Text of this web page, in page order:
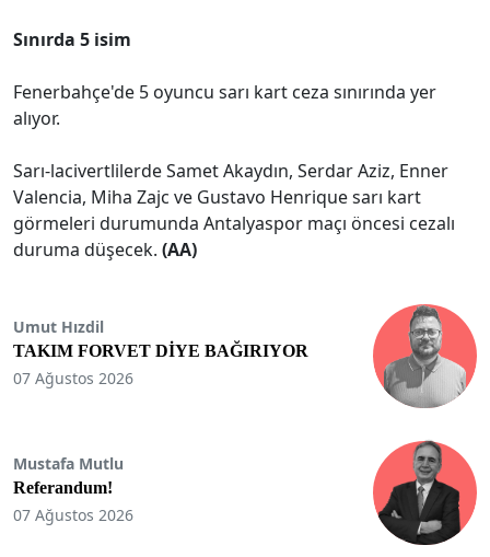
Sınırda 5 isim
Fenerbahçe'de 5 oyuncu sarı kart ceza sınırında yer
alıyor.
Sarı-lacivertlilerde Samet Akaydın, Serdar Aziz, Enner
Valencia, Miha Zajc ve Gustavo Henrique sarı kart
görmeleri durumunda Antalyaspor maçı öncesi cezalı
duruma düşecek. (AA)
Umut Hızdil
TAKIM FORVET DİYE BAĞIRIYOR
07 Ağustos 2026
Mustafa Mutlu
Referandum!
07 Ağustos 2026